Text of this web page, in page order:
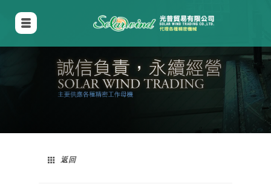
返回